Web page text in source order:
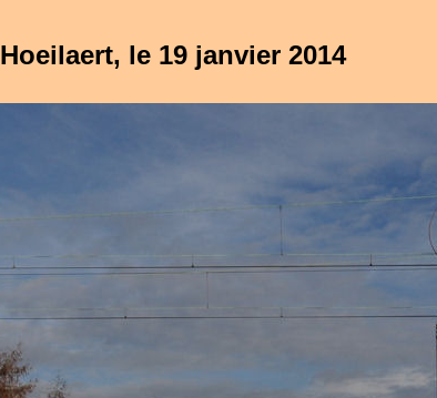
Hoeilaert, le 19 janvier 2014